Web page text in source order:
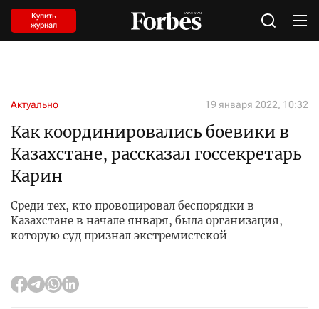
Купить
журнал
Актуально 19 января 2022, 10:32
Как координировались боевики в
Казахстане, рассказал госсекретарь
Карин
Среди тех, кто провоцировал беспорядки в
Казахстане в начале января, была организация,
которую суд признал экстремистской